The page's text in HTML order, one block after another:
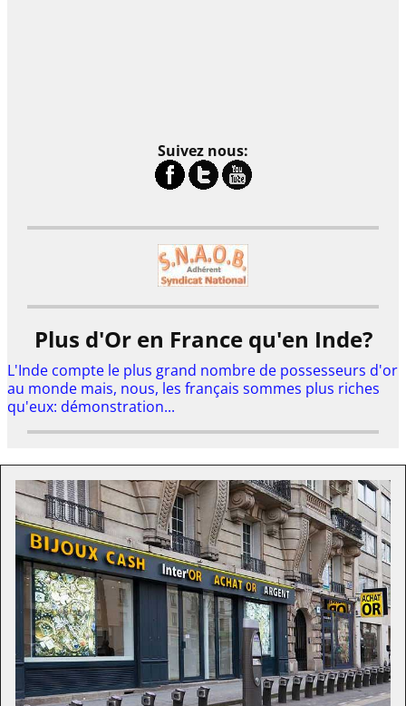
Suivez nous:
Plus d'Or en France qu'en Inde?
L'Inde compte le plus grand nombre de possesseurs d'or
au monde mais, nous, les français sommes plus riches
qu'eux: démonstration...